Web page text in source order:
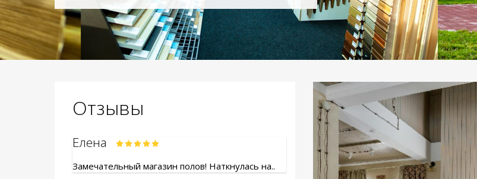
Отзывы
Елена
Замечательный магазин полов! Наткнулась на..